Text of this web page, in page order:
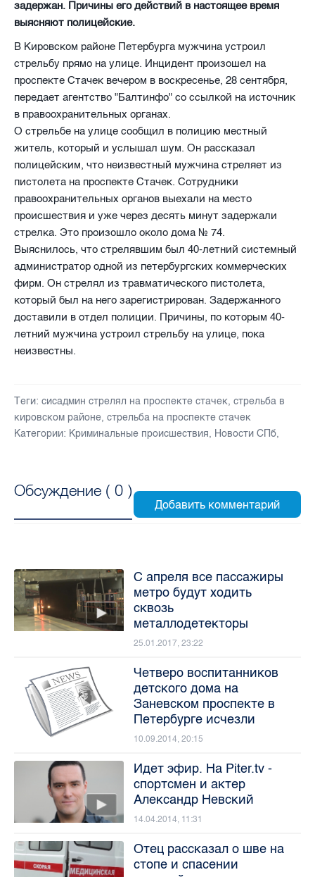
задержан. Причины его действий в настоящее время
выясняют полицейские.
В Кировском районе Петербурга мужчина устроил
стрельбу прямо на улице. Инцидент произошел на
проспекте Стачек вечером в воскресенье, 28 сентября,
передает агентство "Балтинфо" со ссылкой на источник
в правоохранительных органах.
О стрельбе на улице сообщил в полицию местный
житель, который и услышал шум. Он рассказал
полицейским, что неизвестный мужчина стреляет из
пистолета на проспекте Стачек. Сотрудники
правоохранительных органов выехали на место
происшествия и уже через десять минут задержали
стрелка. Это произошло около дома № 74.
Выяснилось, что стрелявшим был 40-летний системный
администратор одной из петербургских коммерческих
фирм. Он стрелял из травматического пистолета,
который был на него зарегистрирован. Задержанного
доставили в отдел полиции. Причины, по которым 40-
летний мужчина устроил стрельбу на улице, пока
неизвестны.
Теги: сисадмин стрелял на проспекте стачек, стрельба в
кировском районе, стрельба на проспекте стачек
Категории: Криминальные происшествия, Новости СПб,
Обсуждение ( 0 )
С апреля все пассажиры
метро будут ходить
сквозь
металлодетекторы
25.01.2017, 23:22
Четверо воспитанников
детского дома на
Заневском проспекте в
Петербурге исчезли
10.09.2014, 20:15
Идет эфир. На Piter.tv -
спортсмен и актер
Александр Невский
14.04.2014, 11:31
Отец рассказал о шве на
стопе и спасении